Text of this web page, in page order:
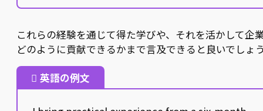
これらの経験を通じて得た学びや、それを活かして企
どのように貢献できるかまで言及できると良いでしょ
英語の例文